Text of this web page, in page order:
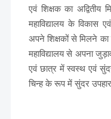
एवं शिक्षक का
महाविद्यालय के विकास
अपने शिक्षकों से मिलने का
महाविद्यालय से अपना
एवं छात्र में स्वस्थ एवं
चिन्ह के रूप में सुंदर उपहार